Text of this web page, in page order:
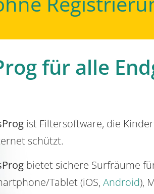
für alle
ist Filtersoftware, die
schützt.
bietet sichere Surfräume
Tablet (iOS, Android),